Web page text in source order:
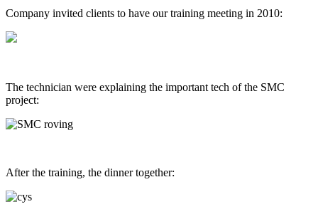
Company invited clients to have our training meeting in 2010:
The technician were explaining the important tech of the SMC
project:
After the training, the dinner together: